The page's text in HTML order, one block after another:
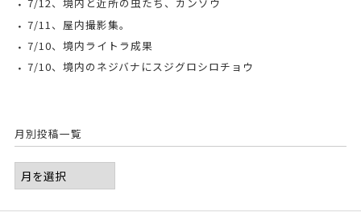
7/11、屋内撮影集。
7/10、境内ライトラ成果
7/10、境内のネジバナにスジグロシロチョウ
月別投稿一覧